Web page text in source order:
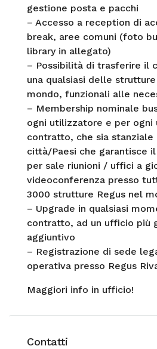
gestione posta e pacchi
– Accesso a reception di
break, aree comuni (foto
library in allegato)
– Possibilità di trasferire il
una qualsiasi delle
mondo, funzionali alle
– Membership nominale
ogni utilizzatore e per
contratto, che sia
città/Paesi che garantisce
per sale riunioni / uffici a
videoconferenza presso
3000 strutture Regus nel
– Upgrade in qualsiasi
contratto, ad un ufficio più
aggiuntivo
– Registrazione di sede
operativa presso Regus
Maggiori info in ufficio!
Contatti